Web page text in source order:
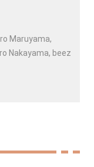
Maruyama,
Nakayama, beez